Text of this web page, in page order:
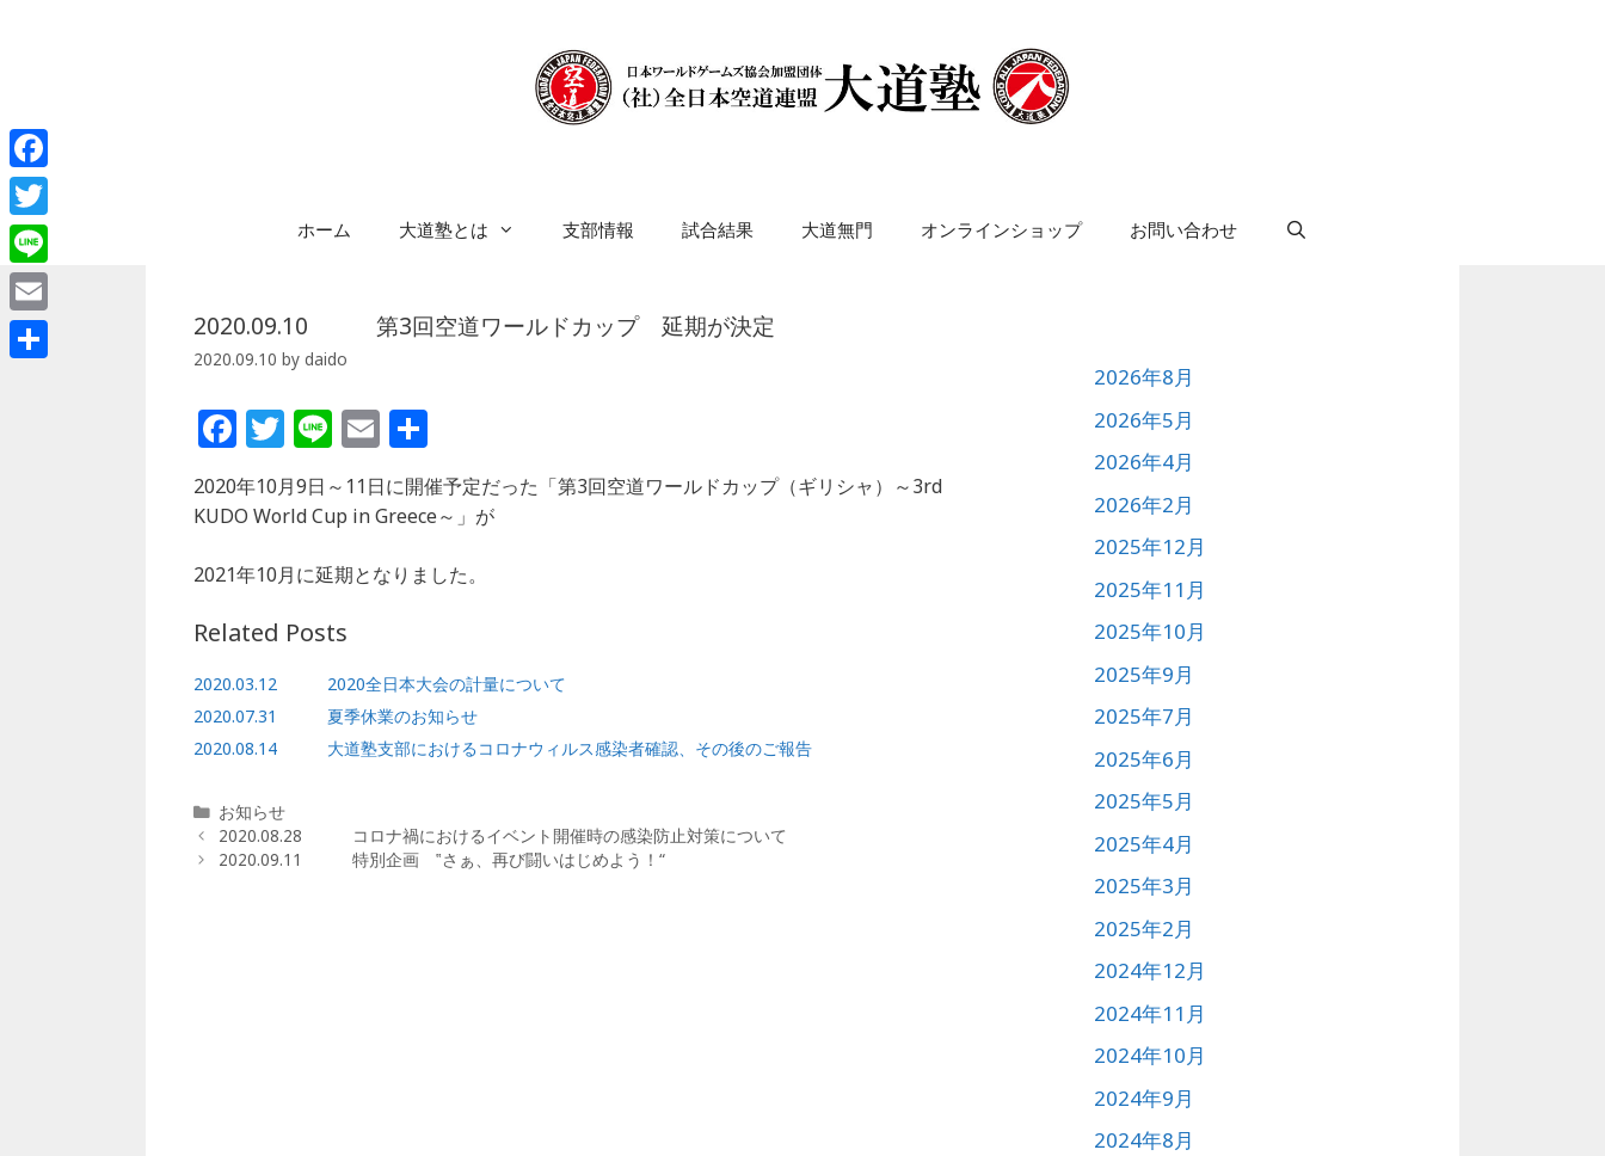
ツ
へ
ス
キ
ッ
プ
ホーム 大道塾とは 支部情報 試合結果 大道無門 オンラインショップ お問い合わせ
2020.09.10 第3回空道ワールドカップ 延期が決定
2020.09.10 by daido
F
a
c
b
o
o
k
T
w
itt
r
Li
n
e
E
m
ai
有
2020年10月9日～11日に開催予定だった「第3回空道ワールドカップ（ギリシャ）～3rd
KUDO World Cup in Greece～」が
2021年10月に延期となりました。
Related Posts
2020.03.12 2020全日本大会の計量について
2020.07.31 夏季休業のお知らせ
2020.08.14 大道塾支部におけるコロナウィルス感染者確認、その後のご報告
カ
テ
ゴ
お知らせ
2020.08.28 コロナ禍におけるイベント開催時の感染防止対策について
2020.09.11 特別企画 ‟さぁ、再び闘いはじめよう！“
2026年8月
2026年5月
2026年4月
2026年2月
2025年12月
2025年11月
2025年10月
2025年9月
2025年7月
2025年6月
2025年5月
2025年4月
2025年3月
2025年2月
2024年12月
2024年11月
2024年10月
2024年9月
2024年8月
Facebook
Twitter
Line
Email